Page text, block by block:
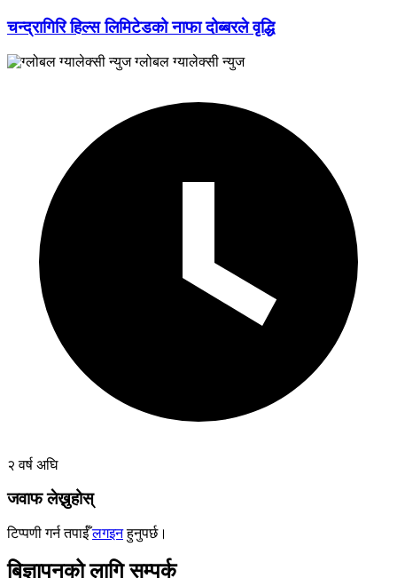
चन्द्रागिरि हिल्स लिमिटेडको नाफा दोब्बरले वृद्धि
ग्लोबल ग्यालेक्सी न्युज
२ वर्ष अघि
जवाफ लेख्नुहोस्
टिप्पणी गर्न तपाईँलगइनहुनुपर्छ।
बिज्ञापनको लागि सम्पर्क